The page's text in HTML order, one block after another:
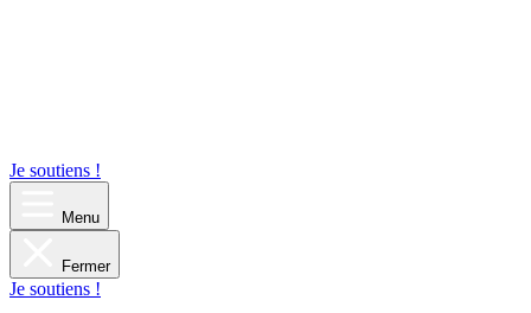
Je soutiens !
Menu
Fermer
Je soutiens !